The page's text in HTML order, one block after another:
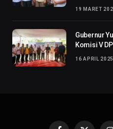
19 MARET
Gubernur
Komisi V
16 APRIL 2025